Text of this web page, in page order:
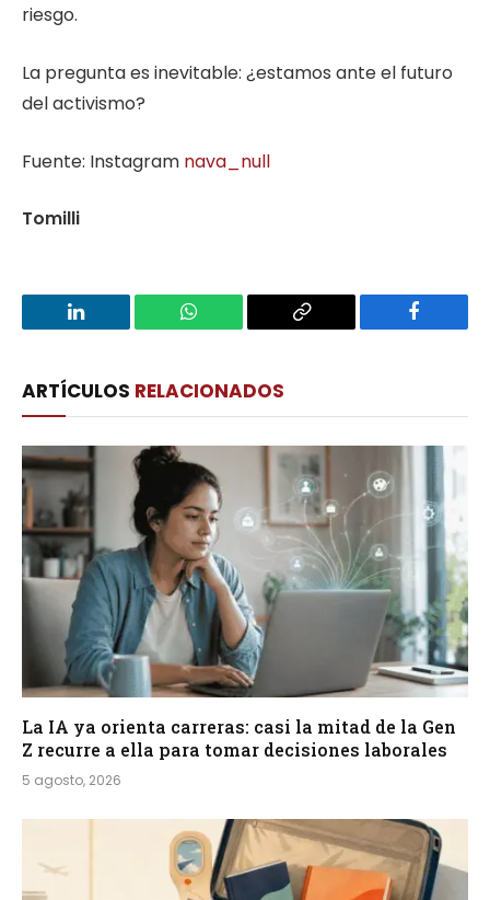
riesgo.
La pregunta es inevitable: ¿estamos ante el futuro
del activismo?
Fuente: Instagram nava_null
Tomilli
LinkedIn WhatsApp
Copy
Facebook
ARTÍCULOS RELACIONADOS
La IA ya orienta carreras: casi la mitad de la Gen
Z recurre a ella para tomar decisiones laborales
5 agosto, 2026